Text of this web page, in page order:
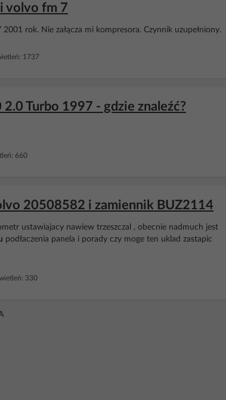
volvo fm 7
2001 rok. Nie załącza mi kompresora. Czynnik uzupełniony.
1737
Turbo 1997 - gdzie znaleźć?
660
20508582 i zamiennik BUZ2114
ustawiajacy nawiew trzeszczal , obecnie nadmuch jest
podłaczenia panela i porady czy moge ten uklad zastapic
330